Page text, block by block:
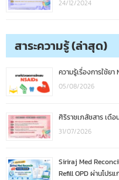
24/12/2024
สาระความรู้ (ล่าสุด)
ความรู้เรื่องการใช้ยา
05/08/2026
ศิริราชเภสัชสาร เดื
31/07/2026
Siriraj Med
Refill OPD ผ่านโปร